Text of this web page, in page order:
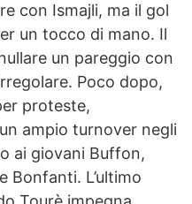
con Ismajli, ma il gol
un tocco di mano. Il
un pareggio con
Poco dopo,
proteste,
ampio turnover negli
ai giovani Buffon,
Bonfanti. L’ultimo